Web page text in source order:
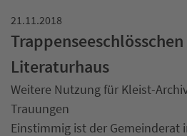
21.11.2018
Literaturhaus
Weitere Nutzung für Kleist-
Trauungen
Einstimmig ist der Gemeinderat